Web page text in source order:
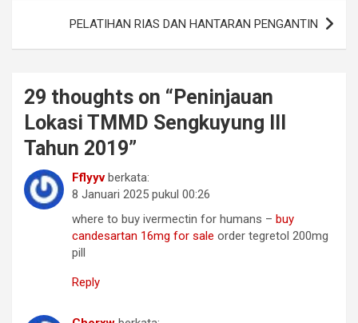
PELATIHAN RIAS DAN HANTARAN PENGANTIN
29 thoughts on “ Peninjauan
Lokasi TMMD Sengkuyung III
Tahun 2019”
Fflyyv berkata:
8 Januari 2025 pukul 00:26
where to buy ivermectin for humans – buy
candesartan 16mg for sale order tegretol 200mg
pill
Reply